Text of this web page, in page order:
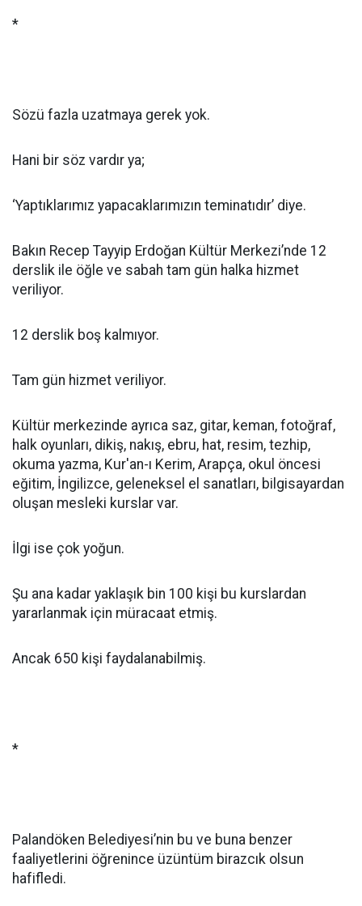
*
Sözü fazla uzatmaya gerek yok.
Hani bir söz vardır ya;
‘Yaptıklarımız yapacaklarımızın teminatıdır’ diye.
Bakın Recep Tayyip Erdoğan Kültür Merkezi’nde 12
derslik ile öğle ve sabah tam gün halka hizmet
veriliyor.
12 derslik boş kalmıyor.
Tam gün hizmet veriliyor.
Kültür merkezinde ayrıca saz, gitar, keman, fotoğraf,
halk oyunları, dikiş, nakış, ebru, hat, resim, tezhip,
okuma yazma, Kur'an-ı Kerim, Arapça, okul öncesi
eğitim, İngilizce, geleneksel el sanatları, bilgisayardan
oluşan mesleki kurslar var.
İlgi ise çok yoğun.
Şu ana kadar yaklaşık bin 100 kişi bu kurslardan
yararlanmak için müracaat etmiş.
Ancak 650 kişi faydalanabilmiş.
*
Palandöken Belediyesi’nin bu ve buna benzer
faaliyetlerini öğrenince üzüntüm birazcık olsun
hafifledi.